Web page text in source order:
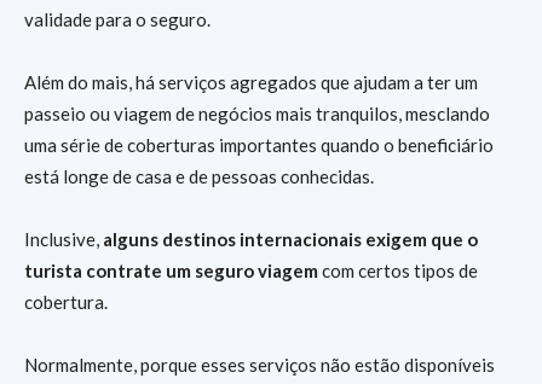
validade para o seguro.
Além do mais, há serviços agregados que ajudam a ter um
passeio ou viagem de negócios mais tranquilos, mesclando
uma série de coberturas importantes quando o beneficiário
está longe de casa e de pessoas conhecidas.
Inclusive, alguns destinos internacionais exigem que o
turista contrate um seguro viagem com certos tipos de
cobertura.
Normalmente, porque esses serviços não estão disponíveis